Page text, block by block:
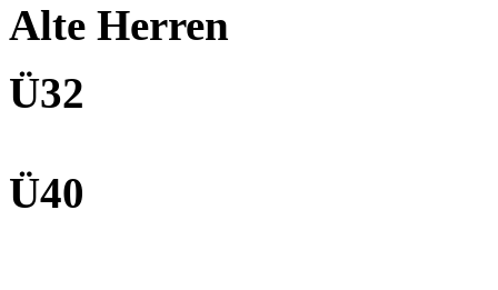
Alte Herren
Ü32
Ü40